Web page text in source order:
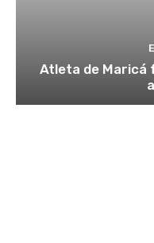
Atleta de Maricá